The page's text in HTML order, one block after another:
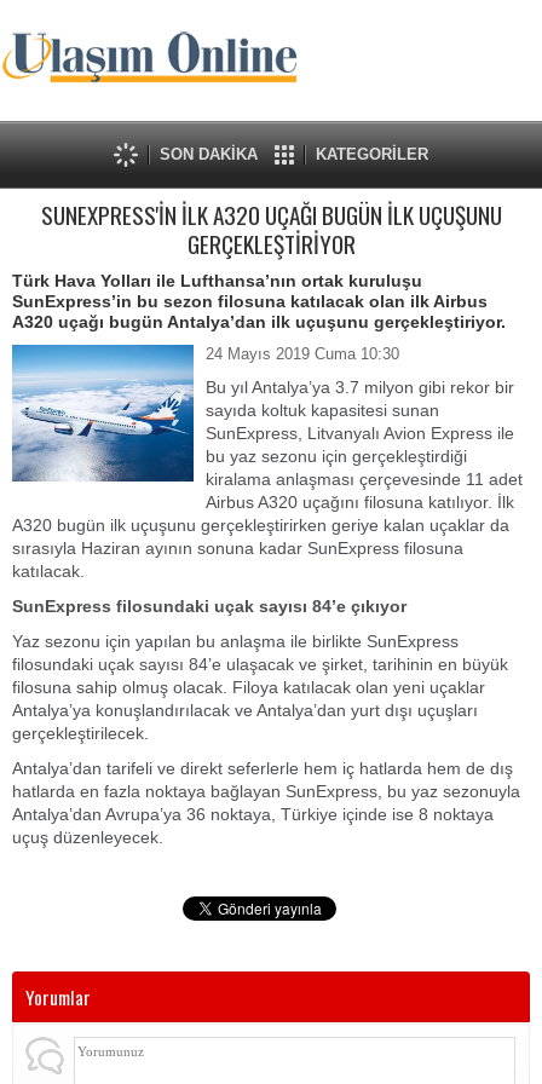
SON DAKİKA KATEGORİLER
SUNEXPRESS'İN İLK A320 UÇAĞI BUGÜN İLK UÇUŞUNU
GERÇEKLEŞTİRİYOR
Türk Hava Yolları ile Lufthansa’nın ortak kuruluşu
SunExpress’in bu sezon filosuna katılacak olan ilk Airbus
A320 uçağı bugün Antalya’dan ilk uçuşunu gerçekleştiriyor.
24 Mayıs 2019 Cuma 10:30
Bu yıl Antalya’ya 3.7 milyon gibi rekor bir
sayıda koltuk kapasitesi sunan
SunExpress, Litvanyalı Avion Express ile
bu yaz sezonu için gerçekleştirdiği
kiralama anlaşması çerçevesinde 11 adet
Airbus A320 uçağını filosuna katılıyor. İlk
A320 bugün ilk uçuşunu gerçekleştirirken geriye kalan uçaklar da
sırasıyla Haziran ayının sonuna kadar SunExpress filosuna
katılacak.
SunExpress filosundaki uçak sayısı 84’e çıkıyor
Yaz sezonu için yapılan bu anlaşma ile birlikte SunExpress
filosundaki uçak sayısı 84’e ulaşacak ve şirket, tarihinin en büyük
filosuna sahip olmuş olacak. Filoya katılacak olan yeni uçaklar
Antalya’ya konuşlandırılacak ve Antalya’dan yurt dışı uçuşları
gerçekleştirilecek.
Antalya’dan tarifeli ve direkt seferlerle hem iç hatlarda hem de dış
hatlarda en fazla noktaya bağlayan SunExpress, bu yaz sezonuyla
Antalya’dan Avrupa’ya 36 noktaya, Türkiye içinde ise 8 noktaya
uçuş düzenleyecek.
Yorumlar